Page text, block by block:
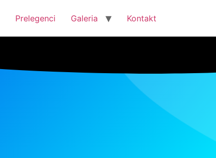
Prelegenci Galeria Kontakt